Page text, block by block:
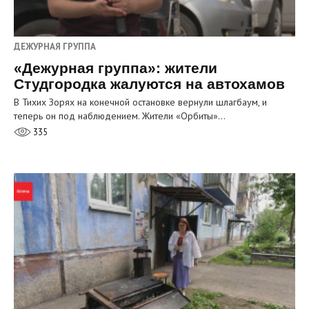
ДЕЖУРНАЯ ГРУППА
«Дежурная группа»: жители
Студгородка жалуются на автохамов
В Тихих Зорях на конечной остановке вернули шлагбаум, и
теперь он под наблюдением. Жители «Орбиты»…
335